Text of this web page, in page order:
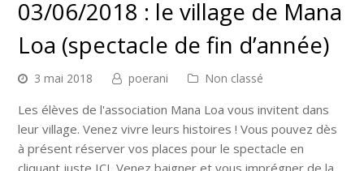
03/06/2018 : le village de Mana
Loa (spectacle de fin d’année)
3 mai 2018 poerani Non classé
Les élèves de l'association Mana Loa vous invitent dans
leur village. Venez vivre leurs histoires ! Vous pouvez dès
à présent réserver vos places pour le spectacle en